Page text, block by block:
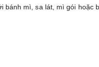
bánh mì, sa lát, mì gói